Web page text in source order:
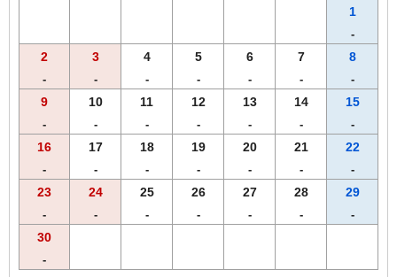
1
-
2
-
3
-
4
-
5
-
6
-
7
-
8
-
9
-
10
-
11
-
12
-
13
-
14
-
15
-
16
-
17
-
18
-
19
-
20
-
21
-
22
-
23
-
24
-
25
-
26
-
27
-
28
-
29
-
30
-